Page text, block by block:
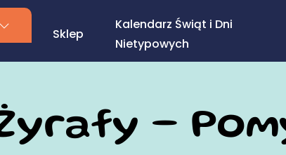
Sklep
Kalendarz Świąt i Dni
Nietypowych
–